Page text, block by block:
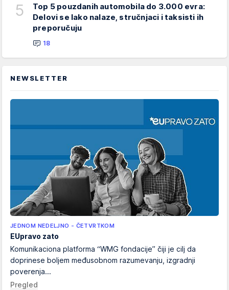
5
Top 5 pouzdanih automobila do 3.000 evra:
Delovi se lako nalaze, stručnjaci i taksisti ih
preporučuju
18
NEWSLETTER
JEDNOM NEDELJNO - ČETVRTKOM
EUpravo zato
Komunikaciona platforma “WMG fondacije” čiji je cilj da
doprinese boljem međusobnom razumevanju, izgradnji
poverenja...
Pregled